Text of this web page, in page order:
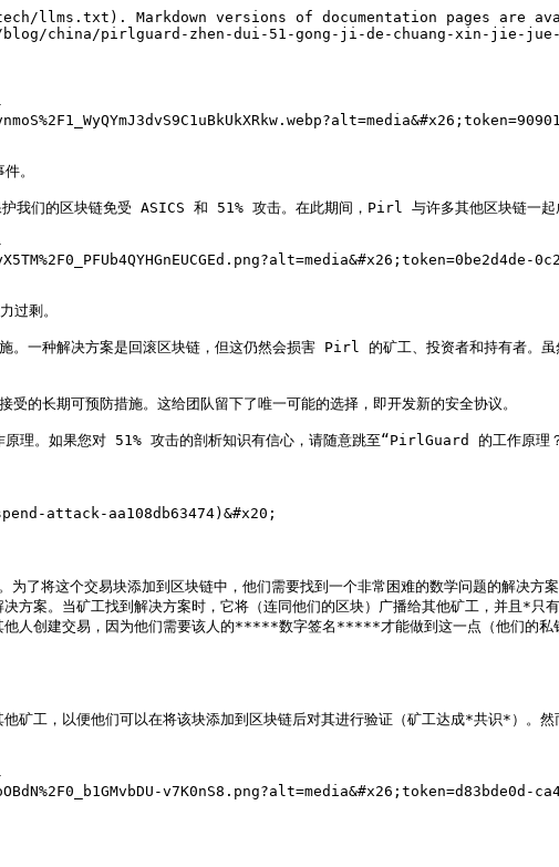
Markdown versions of documentation pages are
china/pirlguard-zhen-dui-51-gong-ji-de-chuang-xin-jie-jue-
。
的区块链免受 ASICS 和 51% 攻击。在此期间，Pirl 与许多其他区块链一起
过剩。
。一种解决方案是回滚区块链，但这仍然会损害 Pirl 的矿工、投资者和持有者。
的长期可预防措施。这给团队留下了唯一可能的选择，即开发新的安全协议。
。如果您对 51% 攻击的剖析知识有信心，请随意跳至“PirlGuard 的工作原理
attack-aa108db63474)&#x20;
了将这个交易块添加到区块链中，他们需要找到一个非常困难的数学问题的解决方
案。当矿工找到解决方案时，它将（连同他们的区块）广播给其他矿工，并且*只
人创建交易，因为他们需要该人的*****数字签名*****才能做到这一点（他们的
矿工，以便他们可以在将该块添加到区块链后对其进行验证（矿工达成*共识*）。
v7K0nS8.png?alt=media&#x26;token=d83bde0d-